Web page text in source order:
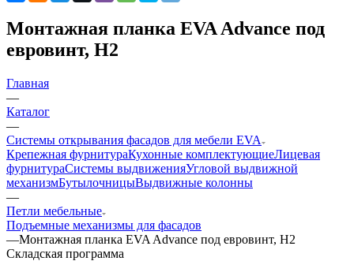
Монтажная планка EVA Advance под
евровинт, H2
Главная
—
Каталог
—
Системы открывания фасадов для мебели EVA
Крепежная фурнитураКухонные комплектующиеЛицевая
фурнитураСистемы выдвиженияУгловой выдвижной
механизмБутылочницыВыдвижные колонны
—
Петли мебельные
Подъемные механизмы для фасадов
—Монтажная планка EVA Advance под евровинт, H2
Складская программа